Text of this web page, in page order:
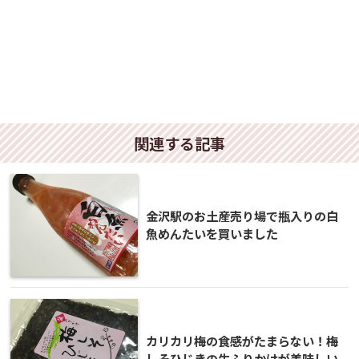
関連する記事
金沢駅のお土産売り場で瓶入りの白
魚めんたいを買いました
カリカリ梅の食感がたまらない！梅